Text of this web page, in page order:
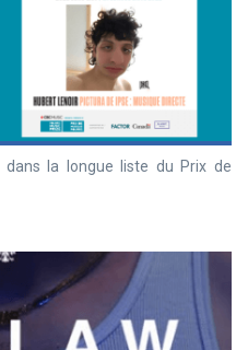
dans la longue liste du Prix de